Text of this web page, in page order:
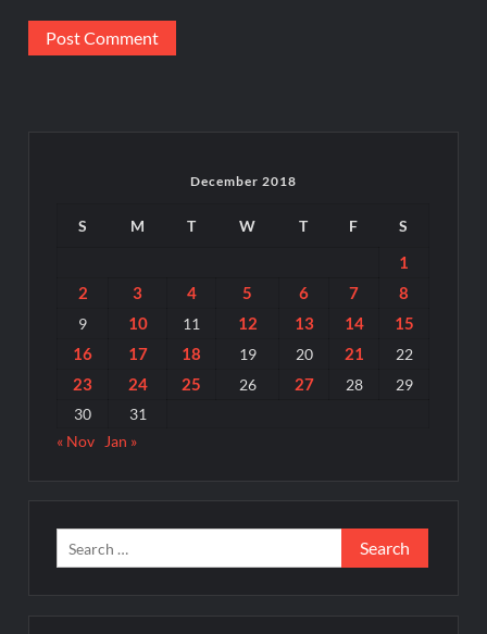
December 2018
S M T W T F S
1
2
3 4 5 6 7 8
9 10 11 12 13 14
15
16
17 18 19 20 21 22
23 24 25 26 27 28
29
30
31
« Nov
Jan »
Search
for: